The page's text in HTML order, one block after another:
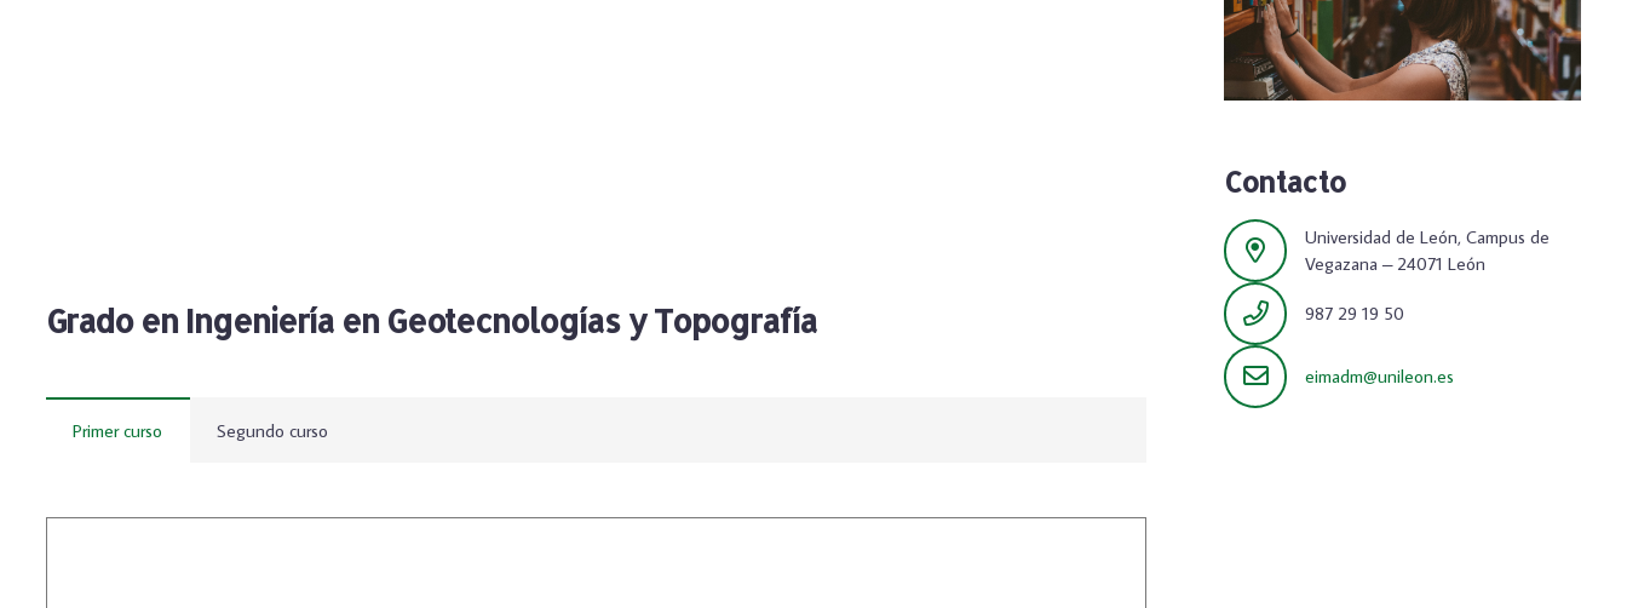
Grado en Ingeniería en Geotecnologías y Topografía
Primer curso Segundo curso
Contacto
Universidad de León, Campus de
Vegazana – 24071 León
987 29 19 50
eimadm@unileon.es